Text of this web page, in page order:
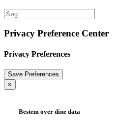
Privacy Preference Center
Privacy Preferences
×
Bestem over dine data